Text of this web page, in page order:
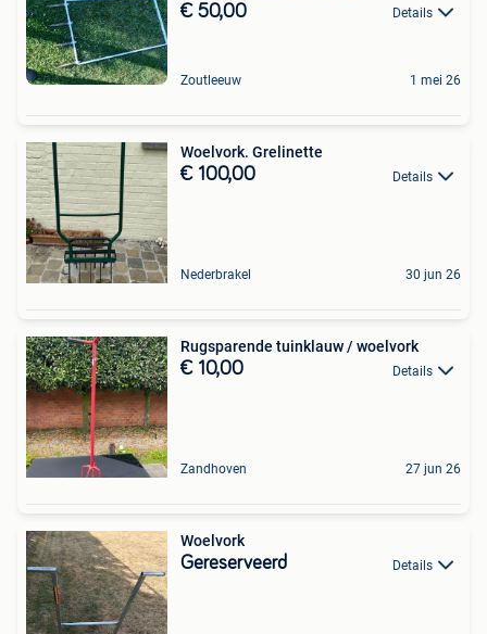
€ 50,00 Details
Zoutleeuw 1 mei 26
Woelvork. Grelinette
€ 100,00 Details
Nederbrakel 30 jun 26
Rugsparende tuinklauw / woelvork
€ 10,00 Details
Zandhoven 27 jun 26
Woelvork
Gereserveerd Details